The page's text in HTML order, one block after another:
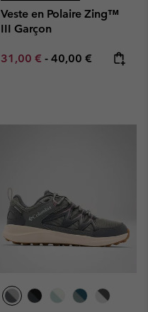
Veste en Polaire Zing™
III Garçon
Minimum sale price:
31,00 € - Maximum price:
40,00 €